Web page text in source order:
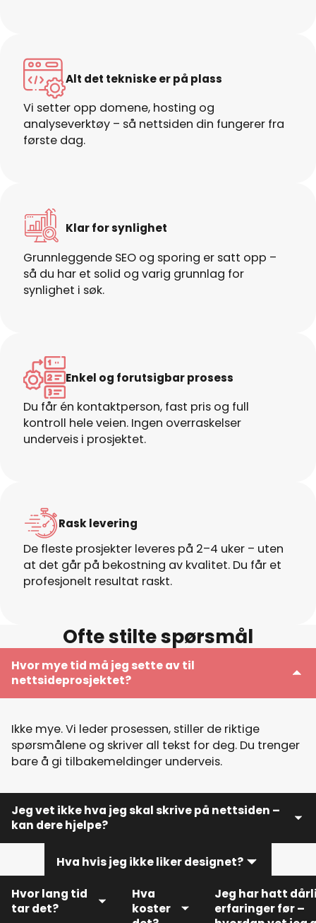
Alt det tekniske er på plass
Vi setter opp domene, hosting og
analyseverktøy – så nettsiden din fungerer fra
første dag.
Klar for synlighet
Grunnleggende SEO og sporing er satt opp –
så du har et solid og varig grunnlag for
synlighet i søk.
Enkel og forutsigbar prosess
Du får én kontaktperson, fast pris og full
kontroll hele veien. Ingen overraskelser
underveis i prosjektet.
Rask levering
De fleste prosjekter leveres på 2–4 uker – uten
at det går på bekostning av kvalitet. Du får et
profesjonelt resultat raskt.
Ofte stilte spørsmål
Hvor mye tid må jeg sette av til
nettsideprosjektet?
Ikke mye. Vi leder prosessen, stiller de riktige
spørsmålene og skriver all tekst for deg. Du trenger
bare å gi tilbakemeldinger underveis.
Jeg vet ikke hva jeg skal skrive på nettsiden –
kan dere hjelpe?
Ja! Vi skriver all tekst for deg – basert på et enkelt
intervju og innspill du gir oss. Du slipper å skrive noe
selv.
Hva hvis jeg ikke liker designet?
Du får alltid utkast du kan gi tilbakemeldinger på. Vi
Hvor lang tid
tar det?
Hva
koster
Jeg har hatt
erfaringer før –